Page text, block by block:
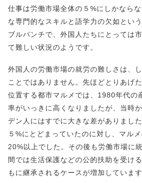
仕事は労働市場全体の５%にしかなら
な専門的なスキルと語学力の欠如とい
ブルパンチで、外国人たちにとっては
て難しい状況のようです。
外国人の労働市場の就労の難しさは、
ことではありません。先ほどとりあげ
位置する都市マルメでは、1980年代の
率がいっきに高くなりましたが、当時
デン人にはすでに大きな差がありまし
５%にとどまっていたのに対し、マル
20%以上でした。その後も労働市場に
間では生活保護などの公的扶助を受け
もに継承されるケースが増加しています